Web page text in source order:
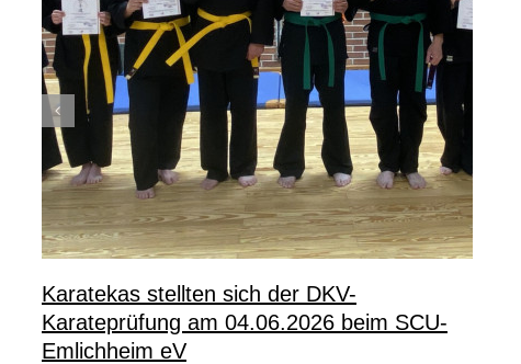
Karatekas stellten sich der DKV-
Karateprüfung am 04.06.2026 beim SCU-
Emlichheim eV